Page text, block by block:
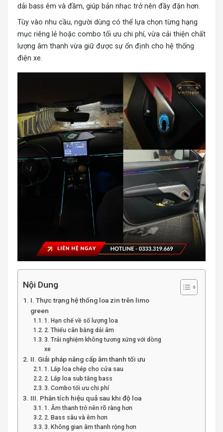
dải bass êm và đầm, giúp bản nhạc trở nên đầy đặn hơn.
Tùy vào nhu cầu, người dùng có thể lựa chọn từng hạng
mục riêng lẻ hoặc combo tối ưu chi phí, vừa cải thiện chất
lượng âm thanh vừa giữ được sự ổn định cho hệ thống
điện xe.
Nội Dung
I. Thực trạng hệ thống loa zin trên limo
green
1. Hạn chế về số lượng loa
2. Thiếu cân bằng dải âm
3. Trải nghiệm không tương xứng với dòng
xe
II. Giải pháp nâng cấp âm thanh tối ưu
1. Lắp loa chép cho cửa sau
2. Lắp loa sub tăng bass
3. Combo tối ưu chi phí
III. Phân tích hiệu quả sau khi độ loa
1. Âm thanh trở nên rõ ràng hơn
2. Bass sâu và êm hơn
3. Không gian âm thanh rộng hơn